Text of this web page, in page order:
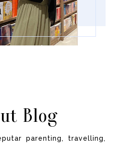
Blog
parenting, travelling,